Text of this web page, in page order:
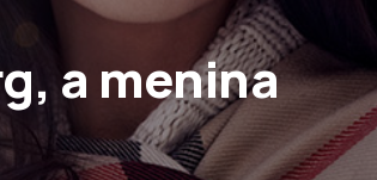
a menina